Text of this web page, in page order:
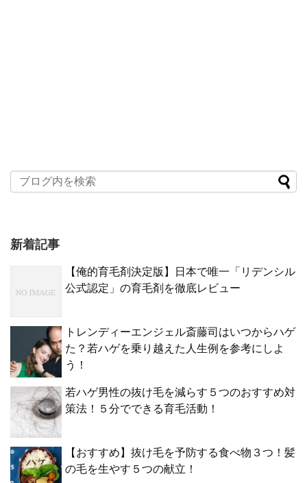
新着記事
【俺的育毛剤決定版】日本で唯一「リデンシル
公式認定」の育毛剤を徹底レビュー
トレンディーエンジェル斎藤司はいつからハゲ
た？若ハゲを乗り越えた人生例を参考にしよ
う！
若ハゲ男性の抜け毛を減らす５つのおすすめ対
策法！５分でできる育毛活動！
【おすすめ】抜け毛を予防する食べ物３つ！髪
の毛を生やす５つの献立！